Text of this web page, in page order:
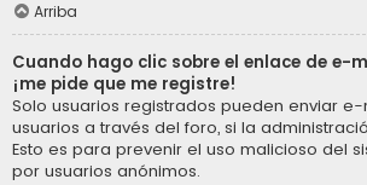
Arriba
Cuando hago clic sobre el enlace de e-
¡me pide que me registre!
Solo usuarios registrados pueden enviar
usuarios a través del foro, si la
Esto es para prevenir el uso malicioso del
por usuarios anónimos.